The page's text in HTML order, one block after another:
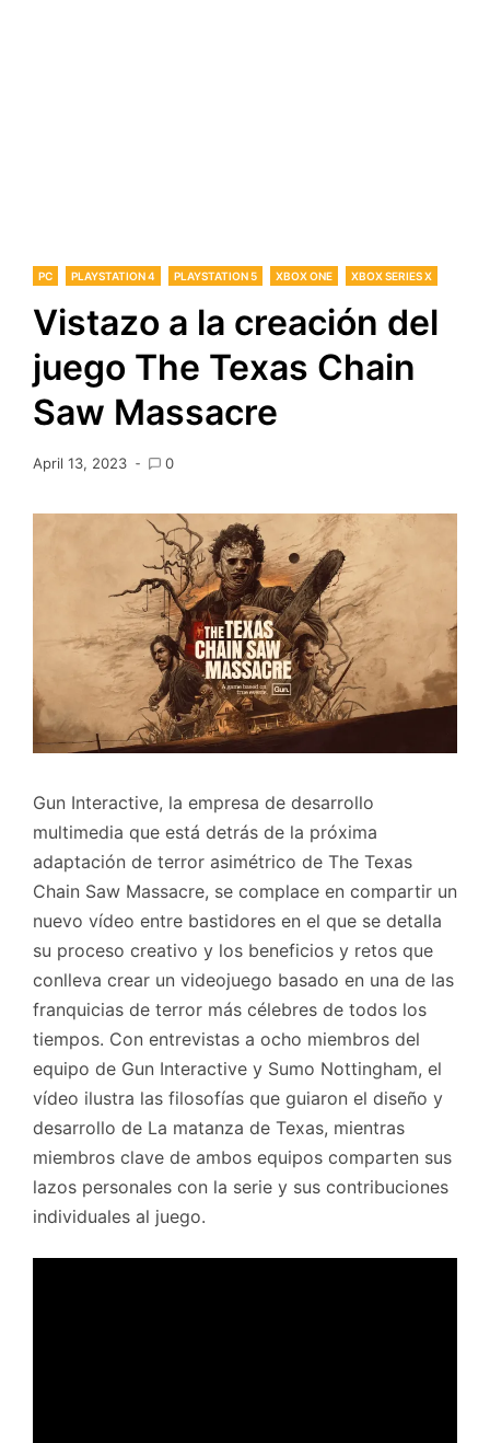
PC PLAYSTATION 4 PLAYSTATION 5 XBOX ONE XBOX SERIES X
Vistazo a la creación del
juego The Texas Chain
Saw Massacre
April 13, 2023 0
Gun Interactive, la empresa de desarrollo
multimedia que está detrás de la próxima
adaptación de terror asimétrico de The Texas
Chain Saw Massacre, se complace en compartir un
nuevo vídeo entre bastidores en el que se detalla
su proceso creativo y los beneficios y retos que
conlleva crear un videojuego basado en una de las
franquicias de terror más célebres de todos los
tiempos. Con entrevistas a ocho miembros del
equipo de Gun Interactive y Sumo Nottingham, el
vídeo ilustra las filosofías que guiaron el diseño y
desarrollo de La matanza de Texas, mientras
miembros clave de ambos equipos comparten sus
lazos personales con la serie y sus contribuciones
individuales al juego.